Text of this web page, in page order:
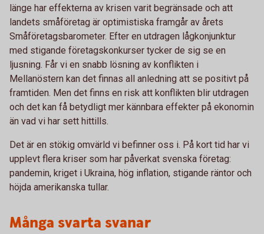
länge har effekterna av krisen varit begränsade och att
landets småföretag är optimistiska framgår av årets
Småföretagsbarometer. Efter en utdragen lågkonjunktur
med stigande företagskonkurser tycker de sig se en
ljusning. Får vi en snabb lösning av konflikten i
Mellanöstern kan det finnas all anledning att se positivt på
framtiden. Men det finns en risk att konflikten blir utdragen
och det kan få betydligt mer kännbara effekter på ekonomin
än vad vi har sett hittills.
Det är en stökig omvärld vi befinner oss i. På kort tid har vi
upplevt flera kriser som har påverkat svenska företag:
pandemin, kriget i Ukraina, hög inflation, stigande räntor och
höjda amerikanska tullar.
Många svarta svanar